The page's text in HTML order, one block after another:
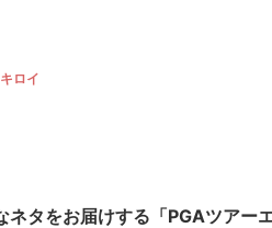
ロイ
タをお届けする「PGAツアー